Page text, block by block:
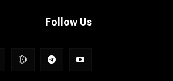
Follow Us